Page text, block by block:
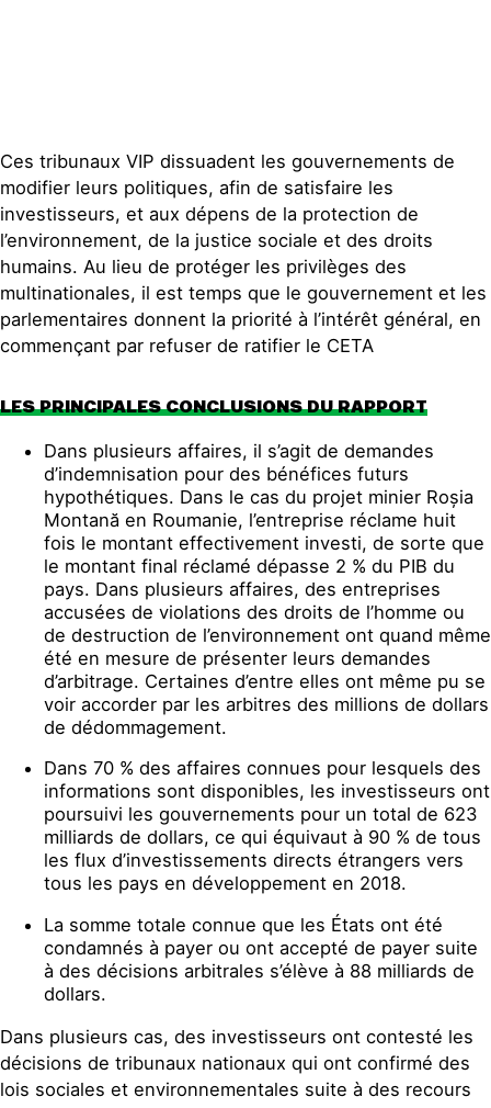
Ces tribunaux VIP dissuadent les gouvernements de
modifier leurs politiques, afin de satisfaire les
investisseurs, et aux dépens de la protection de
l’environnement, de la justice sociale et des droits
humains. Au lieu de protéger les privilèges des
multinationales, il est temps que le gouvernement et les
parlementaires donnent la priorité à l’intérêt général, en
commençant par refuser de ratifier le CETA
LES PRINCIPALES CONCLUSIONS DU RAPPORT
Dans plusieurs affaires, il s’agit de demandes
d’indemnisation pour des bénéfices futurs
hypothétiques. Dans le cas du projet minier Roșia
Montană en Roumanie, l’entreprise réclame huit
fois le montant effectivement investi, de sorte que
le montant final réclamé dépasse 2 % du PIB du
pays. Dans plusieurs affaires, des entreprises
accusées de violations des droits de l’homme ou
de destruction de l’environnement ont quand même
été en mesure de présenter leurs demandes
d’arbitrage. Certaines d’entre elles ont même pu se
voir accorder par les arbitres des millions de dollars
de dédommagement.
Dans 70 % des affaires connues pour lesquels des
informations sont disponibles, les investisseurs ont
poursuivi les gouvernements pour un total de 623
milliards de dollars, ce qui équivaut à 90 % de tous
les flux d’investissements directs étrangers vers
tous les pays en développement en 2018.
La somme totale connue que les États ont été
condamnés à payer ou ont accepté de payer suite
à des décisions arbitrales s’élève à 88 milliards de
dollars.
Dans plusieurs cas, des investisseurs ont contesté les
décisions de tribunaux nationaux qui ont confirmé des
lois sociales et environnementales suite à des recours